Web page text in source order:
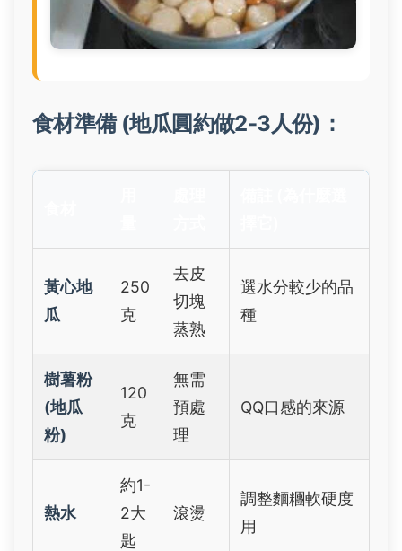
食材準備 (地瓜圓約做2-3人份)：
黃心地
瓜
250
克
去皮
切塊
蒸熟
選水分較少的品
種
樹薯粉
(地瓜
粉)
120
克
無需
預處
理
QQ口感的來源
熱水
約1-
2大
匙
滾燙
調整麵糰軟硬度
用